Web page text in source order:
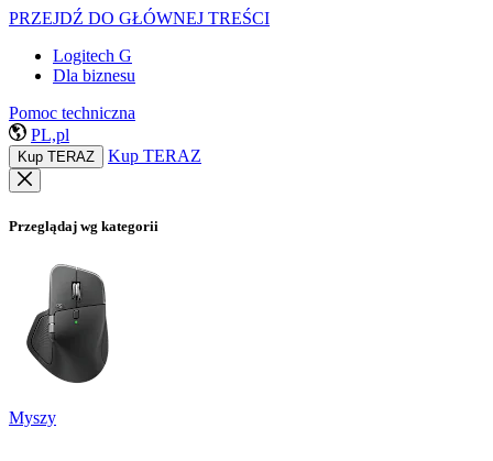
PRZEJDŹ DO GŁÓWNEJ TREŚCI
Logitech G
Dla biznesu
Pomoc techniczna
PL,pl
Kup TERAZ Kup TERAZ
Przeglądaj wg kategorii
Myszy